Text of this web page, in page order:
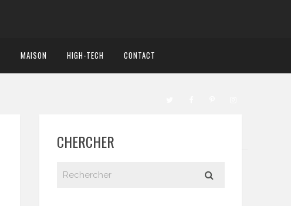
MAISON HIGH-TECH CONTACT
CHERCHER